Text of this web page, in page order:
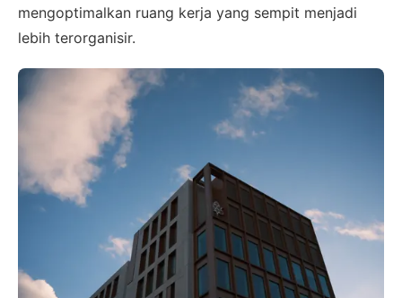
mengoptimalkan ruang kerja yang sempit menjadi
lebih terorganisir.